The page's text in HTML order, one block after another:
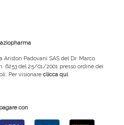
Padovani SAS del Dr. Marco
6253 del 25/01/2001 presso ordine dei
Per visionare clicca qui.
con